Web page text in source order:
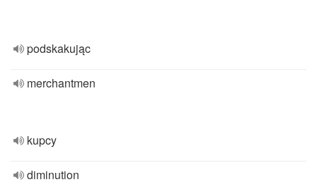
podskakując
merchantmen
kupcy
diminution